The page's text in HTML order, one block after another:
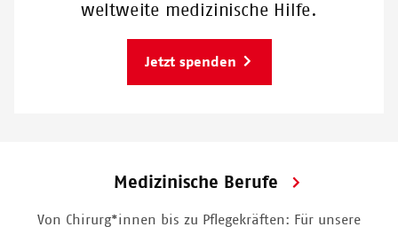
weltweite medizinische Hilfe.
Jetzt spenden
Medizinische Berufe
Von Chirurg*innen bis zu Pflegekräften: Für unsere